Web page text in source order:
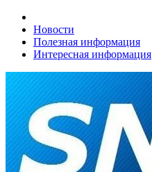
Новости
Полезная информация
Интересная информация